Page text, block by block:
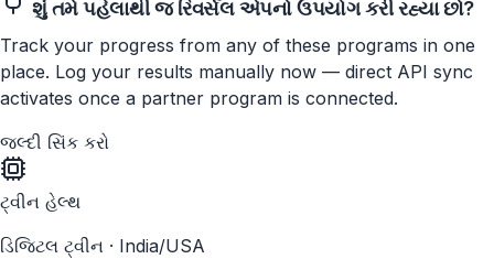
શું તમે પહેલાથી જ રિવર્સલ એપનો ઉપયોગ કરી રહ્યા છો?
Track your progress from any of these programs in one
place. Log your results manually now — direct API sync
activates once a partner program is connected.
જલ્દી સિંક કરો
ટ્વીન હેલ્થ
ડિજિટલ ટ્વીન · India/USA